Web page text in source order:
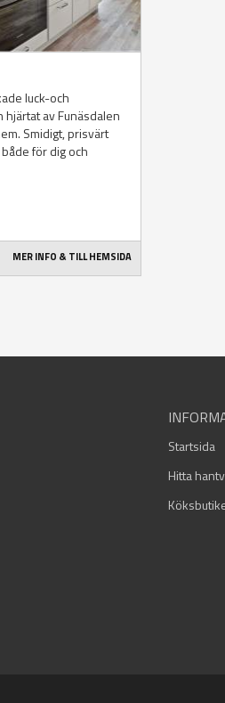
luck-och
av Funäsdalen
Smidigt, prisvärt
för dig och
MER INFO & TILL HEMSIDA
Startsida
Hitta